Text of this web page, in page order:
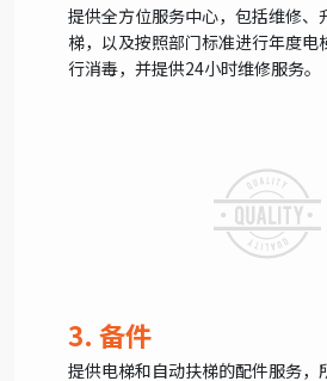
提供全方位服务中心，包括维修、
梯，以及按照部门标准进行年度电
行消毒，并提供24小时维修服务。
3. 备件
提供电梯和自动扶梯的配件服务，